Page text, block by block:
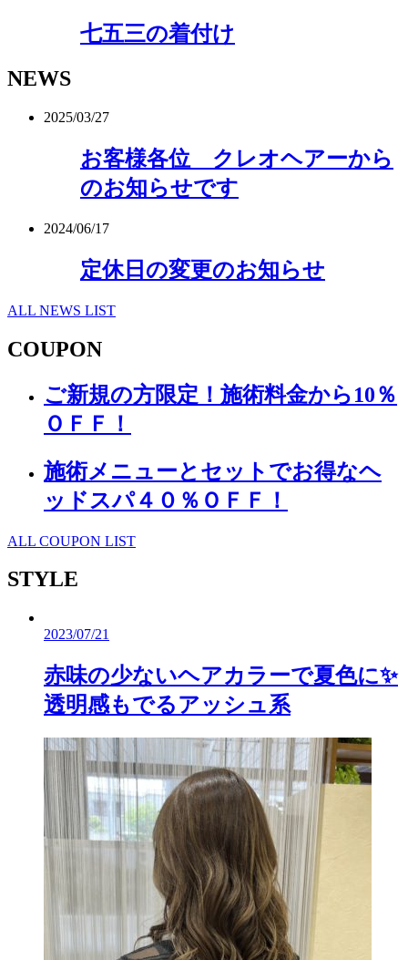
七五三の着付け
NEWS
2025/03/27
お客様各位 クレオヘアーから
のお知らせです
2024/06/17
定休日の変更のお知らせ
ALL NEWS LIST
COUPON
ご新規の方限定！施術料金から10％
ＯＦＦ！
施術メニューとセットでお得なヘ
ッドスパ４０％ＯＦＦ！
ALL COUPON LIST
STYLE
2023/07/21
赤味の少ないヘアカラーで夏色に✨
透明感もでるアッシュ系